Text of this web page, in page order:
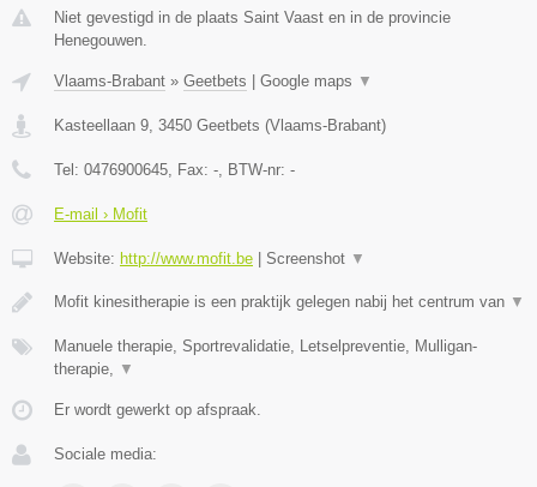
Niet gevestigd in de plaats Saint Vaast en in de provincie
Henegouwen.
Vlaams-Brabant » Geetbets | Google maps ▼
Kasteellaan 9 3450 Geetbets (Vlaams-Brabant)
Tel: 0476900645 , Fax: - , BTW-nr: -
E-mail › Mofit
Website: http://www.mofit.be | Screenshot ▼
Mofit kinesitherapie is een praktijk gelegen nabij het centrum van ▼
Manuele therapie, Sportrevalidatie, Letselpreventie, Mulligan-
therapie,
▼
Er wordt gewerkt op afspraak.
Sociale media: